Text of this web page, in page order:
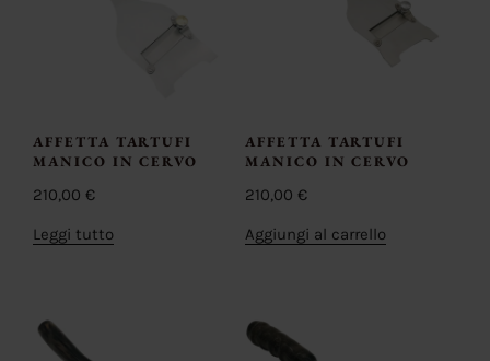
AFFETTA TARTUFI
MANICO IN CERVO
210,00 €
Leggi tutto
AFFETTA TARTUFI
MANICO IN CERVO
210,00 €
Aggiungi al carrello